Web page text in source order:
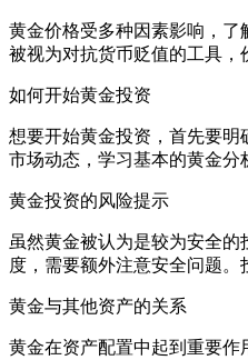
黄金价格受多种因素影响，
被视为对抗货币贬值的工具，
如何开始黄金投资
想要开始黄金投资，首先要
市场动态，学习基本的黄金分
黄金投资的风险提示
虽然黄金被认为是较为安全
度，需要额外注意安全问题。
黄金与其他资产的关系
黄金在资产配置中起到重要作